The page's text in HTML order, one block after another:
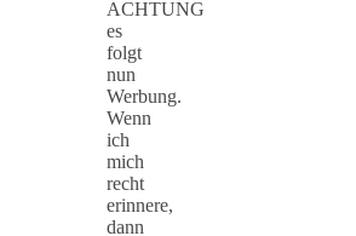
ACHTUNG
es
folgt
nun
Werbung.
Wenn
ich
mich
recht
erinnere,
dann